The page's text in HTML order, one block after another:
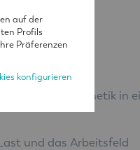
und Ästhetik in
und das Arbeitsfeld
auf der
Profils
Präferenzen
konfigurieren